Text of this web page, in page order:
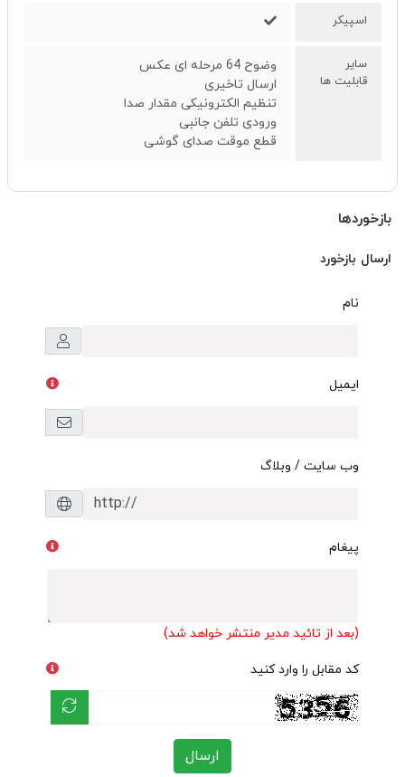
اسپیکر
سایر
قابلیت ها
وضوح 64 مرحله ای عکس
ارسال تاخیری
تنظیم الکترونیکی مقدار صدا
ورودی تلفن جانبی
قطع موقت صدای گوشی
بازخوردها
ارسال بازخورد
نام
ایمیل
وب سایت / وبلاگ
پیغام
(بعد از تائید مدیر منتشر خواهد شد)
کد مقابل را وارد کنید
ارسال